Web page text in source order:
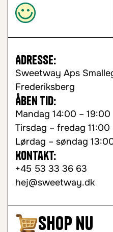
Shop nu
Adresse:
Sweetway Aps
Frederiksberg
Åben tid:
Mandag 14:00 – 19:00
Tirsdag – fredag
Lørdag – søndag
Kontakt:
+45 53 33 36 63
hej@sweetway.dk